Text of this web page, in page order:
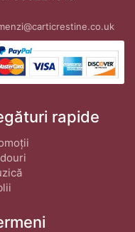
rapide